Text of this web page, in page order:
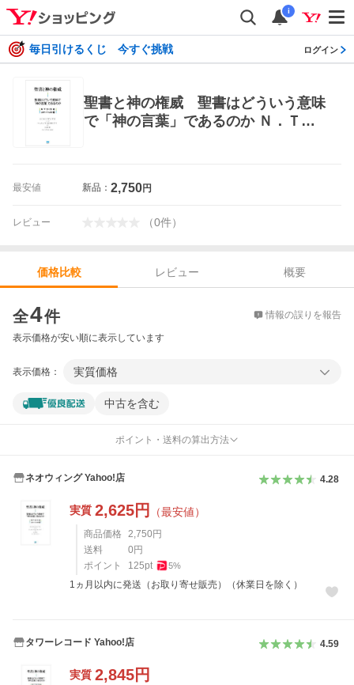
i
毎日引けるくじ 今すぐ挑戦 ログイン
聖書と神の権威 聖書はどういう意味
で「神の言葉」であるのか Ｎ．Ｔ．
最安値 新品： 2,750円
レビュー （0件）
価格比較 レビュー
概要
全4件 情報の誤りを報告
表示価格が安い順に表示しています
表示価格： 実質価格
中古を含む
ポイント・送料の算出方法
ネオウィング Yahoo!店 4.28
実質 2,625円 （最安値）
商品価格 2,750 円
送料
0 円
ポイント
125pt 5%
1ヵ月以内に発送（お取り寄せ販売）（休業日を除く）
タワーレコード Yahoo!店 4.59
実質 2,845円